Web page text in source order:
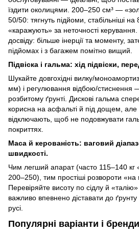
їздити околицями. 200–250 см³ —
50/50: тягнуть підйоми, стабільніші
«каражують» за неточності
досвіду: більше інерції та моменту,
підйомах і з багажем помітно вищий.
Підвіска і гальма: хід підвіски,
Шукайте довгохідні вилку/
мм) і регулювання відбою/стиснення
розбитому ґрунті. Дискові гальма
корисна на асфальті й під дощем, але
відключають, щоб не подовжувати
покриттях.
Маса й керованість: ваговий
швидкості.
Чим легший апарат (часто 115–140 кг
200–250), тим простіші розвороти «на
Перевіряйте висоту по сідлу й
важливо впевнено діставати до
русі.
Популярні варіанти і бренди